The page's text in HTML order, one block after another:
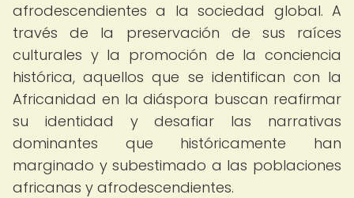
afrodescendientes a la sociedad global. A
través de la preservación de sus raíces
culturales y la promoción de la conciencia
histórica, aquellos que se identifican con la
Africanidad en la diáspora buscan reafirmar
su identidad y desafiar las narrativas
dominantes que históricamente han
marginado y subestimado a las poblaciones
africanas y afrodescendientes.